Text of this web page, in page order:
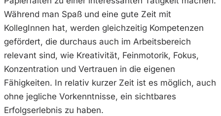
Während man Spaß und eine gute Zeit mit
KollegInnen hat, werden gleichzeitig Kompetenzen
gefördert, die durchaus auch im Arbeitsbereich
relevant sind, wie Kreativität, Feinmotorik, Fokus,
Konzentration und Vertrauen in die eigenen
Fähigkeiten. In relativ kurzer Zeit ist es möglich, auch
ohne jegliche Vorkenntnisse, ein sichtbares
Erfolgserlebnis zu haben.